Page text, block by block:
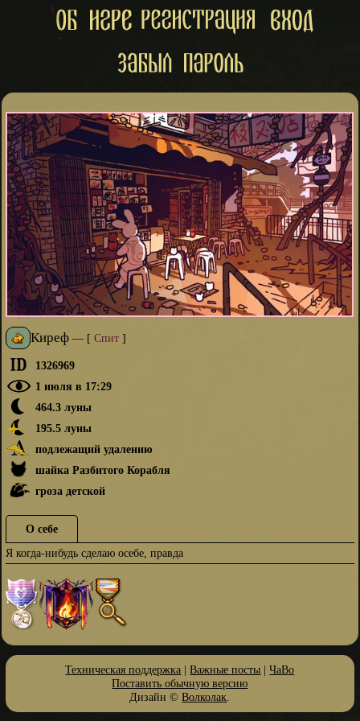
Киреф— [ Спит]
1326969
1 июля в 17:29
464.3 луны
195.5 луны
подлежащий удалению
шайка Разбитого Корабля
гроза детской
О себе
Я когда-нибудь сделаю осебе, правда
Техническая поддержка |Важные посты |ЧаВо
Поставить обычную версию
Дизайн ©Волколак